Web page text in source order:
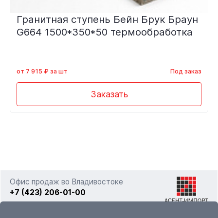
Гранитная ступень Бейн Брук Браун
G664 1500*350*50 термообработка
от 7 915 ₽ за шт Под заказ
Заказать
Офис продаж во Владивостоке
+7 (423) 206-01-00